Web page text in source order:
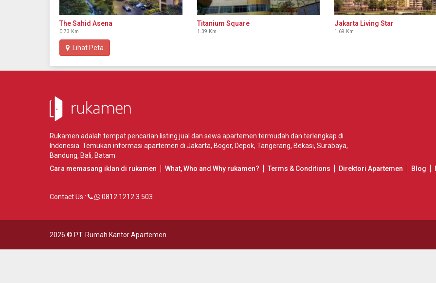
The Sahid Asena
0.73 Km
Titanium Square
1.39 Km
Jakarta Living Star
1.69 Km
Lihat Peta
Rukamen adalah tempat pencarian listing jual dan sewa apartemen termudah dan terlengkap di
Indonesia. Temukan informasi apartemen di Jakarta, Bogor, Depok, Tangerang, Bekasi, Surabaya,
Bandung, Bali, Batam
Cara memasang iklan di rukamen
What, Who and Why rukamen? Terms & Conditions Direktori Apartemen Blog
Contact Us : 0812 1212 3 503
2026 © PT. Rumah Kantor Apartemen